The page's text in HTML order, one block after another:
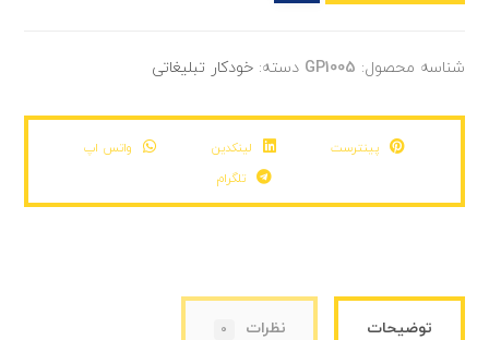
شناسه محصول: GP1005 دسته:خودکار تبلیغاتی
پینترست لینکدین
واتس اپ
تلگرام
توضیحات نظرات 0